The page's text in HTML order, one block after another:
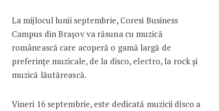
La mijlocul lunii septembrie, Coresi Business
Campus din Brașov va răsuna cu muzică
românească care acoperă o gamă largă de
preferințe muzicale, de la disco, electro, la rock și
muzică lăutărească.
Vineri 16 septembrie, este dedicată muzicii disco a